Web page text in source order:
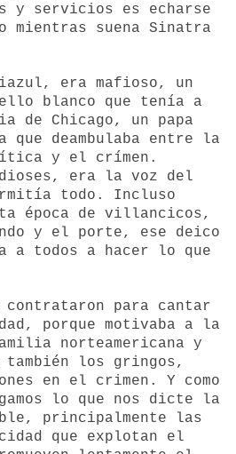
y servicios es echarse
mientras suena Sinatra
era mafioso, un
blanco que tenía a
de Chicago, un papa
que deambulaba entre la
y el crímen.
dioses, era la voz del
todo. Incluso
época de villancicos,
y el porte, ese deico
a todos a hacer lo que
para cantar
porque motivaba a la
norteamericana y
los gringos,
en el crimen. Y como
lo que nos dicte la
principalmente las
que explotan el